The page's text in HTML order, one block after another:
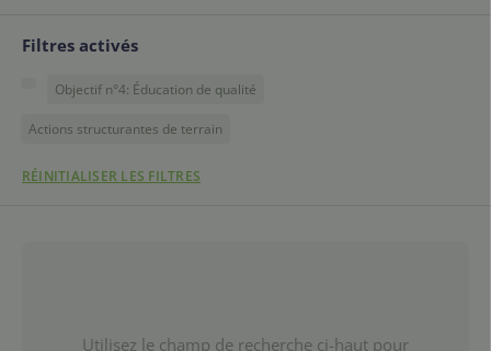
Filtres activés
Objectif n°4: Éducation de qualité
Actions structurantes de terrain
RÉINITIALISER LES FILTRES
Utilisez le champ de recherche ci-haut pour